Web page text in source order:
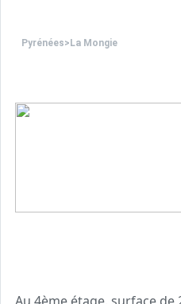
Pyrénées> La Mongie